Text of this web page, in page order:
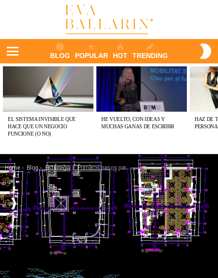
BLOG POPULAR HOT TRENDING
PUBLICACIONES
EL SISTEMA INVISIBLE QUE
HACE QUE UN NEGOCIO
FUNCIONE (O NO)
HE VUELTO, CON IDEAS Y
MUCHAS GANAS DE ESCRIBIR
HAZ DE
You are here:
Home Blog Estrategia Primeros pasos para emprender en hostelería